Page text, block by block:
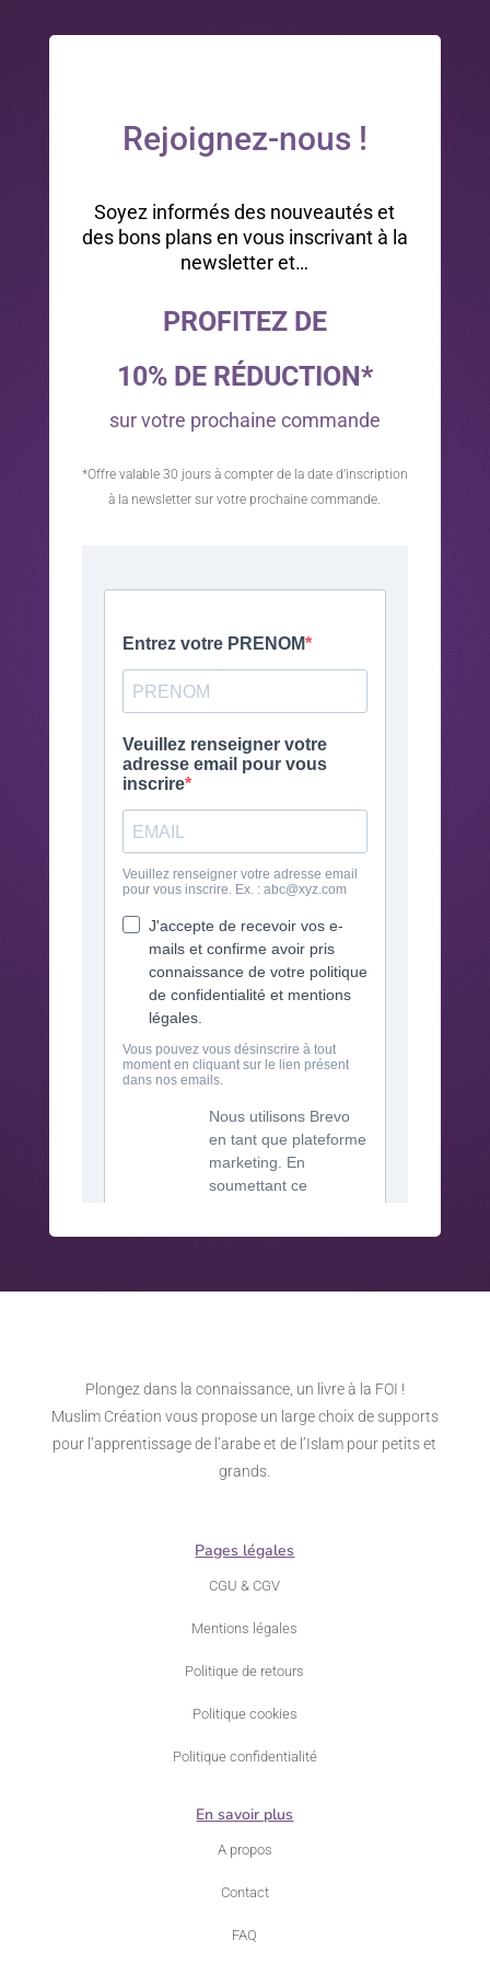
Rejoignez-nous !
Soyez informés des nouveautés et
des bons plans en vous inscrivant à la
newsletter et…
PROFITEZ DE
10% DE RÉDUCTION*
sur votre prochaine commande
*Offre valable 30 jours à compter de la date d’inscription
à la newsletter sur votre prochaine commande.
Plongez dans la connaissance, un livre à la FOI !
Muslim Création vous propose un large choix de supports
pour l’apprentissage de l’arabe et de l’Islam pour petits et
grands.
Pages légales
CGU & CGV
Mentions légales
Politique de retours
Politique cookies
Politique confidentialité
En savoir plus
A propos
Contact
FAQ